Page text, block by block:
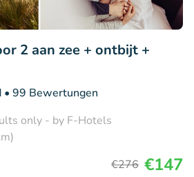
2 aan zee + ontbijt +
• 99 Bewertungen
only - by F-Hotels
€276 €147